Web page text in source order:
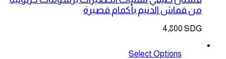
من قماش الدنيم بأكمام قصيرة
4,800 SDG
Select Options